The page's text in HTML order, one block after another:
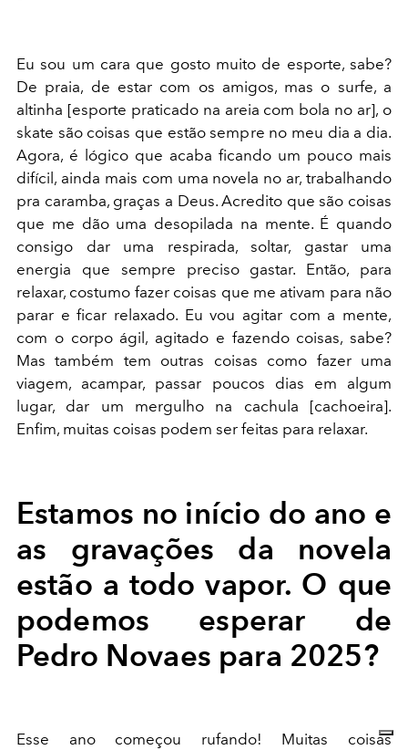
Eu sou um cara que gosto muito de esporte, sabe?
De praia, de estar com os amigos, mas o surfe, a
altinha [esporte praticado na areia com bola no ar], o
skate são coisas que estão sempre no meu dia a dia.
Agora, é lógico que acaba ficando um pouco mais
difícil, ainda mais com uma novela no ar, trabalhando
pra caramba, graças a Deus. Acredito que são coisas
que me dão uma desopilada na mente. É quando
consigo dar uma respirada, soltar, gastar uma
energia que sempre preciso gastar. Então, para
relaxar, costumo fazer coisas que me ativam para não
parar e ficar relaxado. Eu vou agitar com a mente,
com o corpo ágil, agitado e fazendo coisas, sabe?
Mas também tem outras coisas como fazer uma
viagem, acampar, passar poucos dias em algum
lugar, dar um mergulho na cachula [cachoeira].
Enfim, muitas coisas podem ser feitas para relaxar.
Estamos no início do ano e
as gravações da novela
estão a todo vapor. O que
podemos esperar de
Pedro Novaes para 2025?
Esse ano começou rufando! Muitas coisas